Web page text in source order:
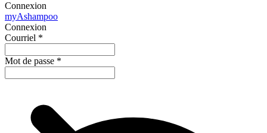
Connexion
myAshampoo
Connexion
Courriel *
Mot de passe *